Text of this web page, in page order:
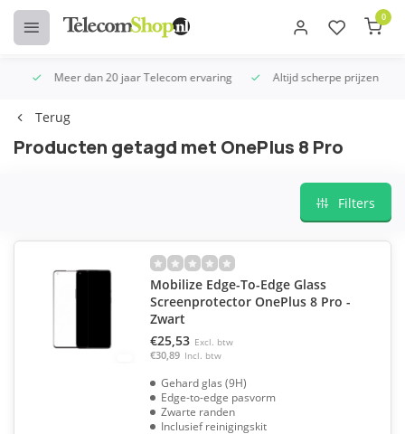
0
Meer dan 20 jaar Telecom ervaring Altijd scherpe prijzen
Terug
Producten getagd met OnePlus 8 Pro
Filters
Mobilize Edge-To-Edge Glass
Screenprotector OnePlus 8 Pro -
Zwart
€25,53 Excl. btw
€30,89 Incl. btw
Gehard glas (9H)
Edge-to-edge pasvorm
Zwarte randen
Inclusief reinigingskit